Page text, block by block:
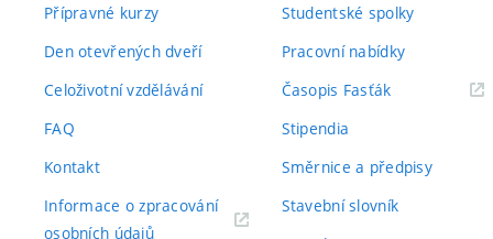
Přípravné kurzy
Den otevřených dveří
Celoživotní vzdělávání
FAQ
Kontakt
Informace o zpracování
osobních údajů(externí
Studentské spolky
Pracovní nabídky
Časopis Fasťák(externí
Stipendia
Směrnice a předpisy
Stavební slovník